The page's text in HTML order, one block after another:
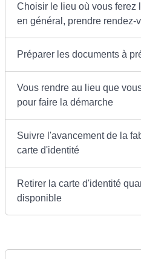
Choisir le lieu où vous ferez
en général, prendre rendez-
Préparer les documents à
Vous rendre au lieu que
pour faire la démarche
Suivre l'avancement de la
carte d'identité
Retirer la carte d'identité
disponible